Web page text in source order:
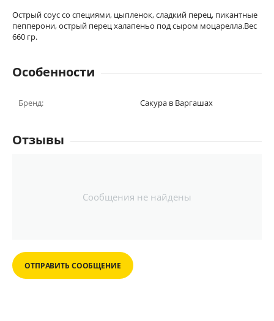
Острый соус со специями, цыпленок, сладкий перец, пикантные
пепперони, острый перец халапеньо под сыром моцарелла.Вес
660 гр.
Особенности
Бренд: Сакура в Варгашах
Отзывы
Сообщения не найдены
ОТПРАВИТЬ СООБЩЕНИЕ